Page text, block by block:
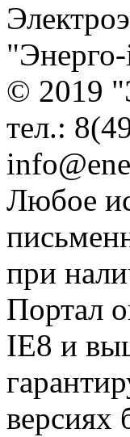
© 2019
тел.:
Любое
при
Портал
IE8 и
версиях